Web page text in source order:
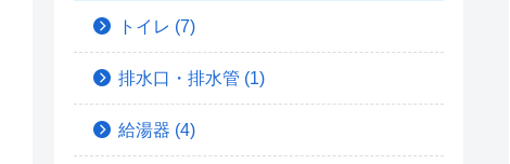
トイレ (7)
排水口・排水管 (1)
給湯器 (4)